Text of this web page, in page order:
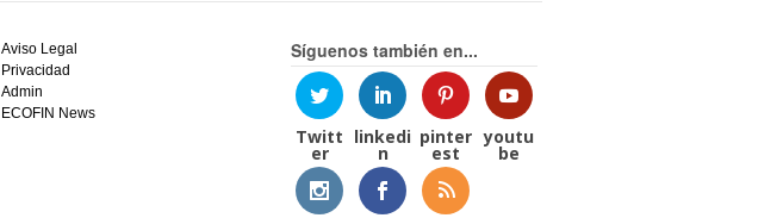
Aviso Legal
Privacidad
Admin
ECOFIN News
Síguenos también en...
Twitt
er
linkedi
n
pinter
est
youtu
be